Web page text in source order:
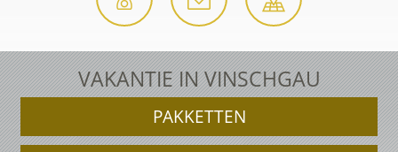
VAKANTIE IN VINSCHGAU
PAKKETTEN